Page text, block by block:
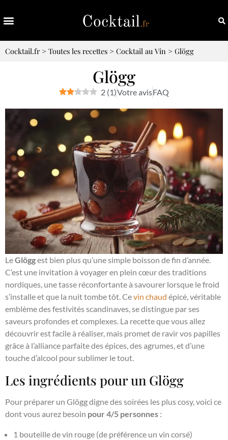
Cocktail.fr> Toutes les recettes > Cocktail au Vin > Glögg
Glögg
2 (1)Votre avisFAQ
LeGlöggest bien plus qu’une simple boisson de fin d’année.
C’est une invitation à voyager en plein cœur des traditions
nordiques, une tasse réconfortante à savourer lorsque le froid
s’installe et que la nuit tombe tôt. Cevin chaud épicé, véritable
emblème des festivités scandinaves, se distingue par ses
saveurs profondes et complexes. La recette que vous allez
découvrir est facile à réaliser, mais promet de ravir vos papilles
grâce à l’alliance parfaite des épices, des agrumes, et d’une
touche d’alcool pour sublimer le tout.
Les ingrédients pour un Glögg
Pour préparer un Glögg digne des soirées les plus cosy, voici ce
dont vous aurez besoin pour 4/5 personnes :
1 bouteille de vin rouge (de préférence un vin corsé)